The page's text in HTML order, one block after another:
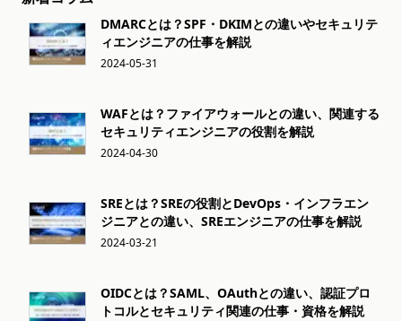
DMARCとは？SPF・DKIMとの違いやセキュリテ
ィエンジニアの仕事を解説
2024-05-31
WAFとは？ファイアウォールとの違い、関連する
セキュリティエンジニアの役割を解説
2024-04-30
SREとは？SREの役割とDevOps・インフラエン
ジニアとの違い、SREエンジニアの仕事を解説
2024-03-21
OIDCとは？SAML、OAuthとの違い、認証プロ
トコルとセキュリティ関連の仕事・資格を解説